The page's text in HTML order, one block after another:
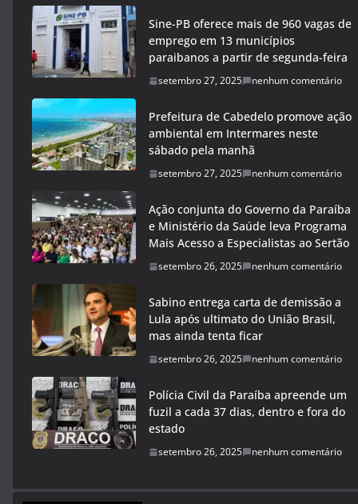
Sine-PB oferece mais de 960 vagas de
emprego em 13 municípios
paraibanos a partir de segunda-feira
setembro 27, 2025 nenhum comentário
Prefeitura de Cabedelo promove ação
ambiental em Intermares neste
sábado pela manhã
setembro 27, 2025 nenhum comentário
Ação conjunta do Governo da Paraíba
e Ministério da Saúde leva Programa
Mais Acesso a Especialistas ao Sertão
setembro 26, 2025 nenhum comentário
Sabino entrega carta de demissão a
Lula após ultimato do União Brasil,
mas ainda tenta ficar
setembro 26, 2025 nenhum comentário
Polícia Civil da Paraíba apreende um
fuzil a cada 37 dias, dentro e fora do
estado
setembro 26, 2025 nenhum comentário